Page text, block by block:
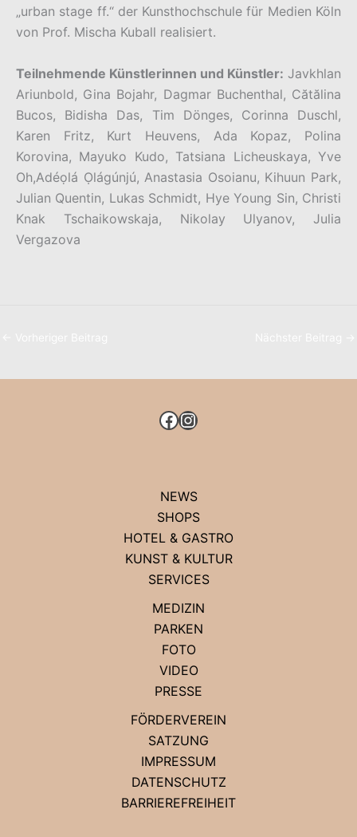
„urban stage ff.“ der Kunsthochschule für Medien Köln
von Prof. Mischa Kuball realisiert.
Teilnehmende Künstlerinnen und Künstler: Javkhlan
Ariunbold, Gina Bojahr, Dagmar Buchenthal, Cătălina
Bucos, Bidisha Das, Tim Dönges, Corinna Duschl,
Karen Fritz, Kurt Heuvens, Ada Kopaz, Polina
Korovina, Mayuko Kudo, Tatsiana Licheuskaya, Yve
Oh,Adéọlá Ọlágúnjú, Anastasia Osoianu, Kihuun Park,
Julian Quentin, Lukas Schmidt, Hye Young Sin, Christi
Knak Tschaikowskaja, Nikolay Ulyanov, Julia
Vergazova
FACEBOOK
INSTAGRAM
NEWS
SHOPS
HOTEL & GASTRO
KUNST & KULTUR
SERVICES
MEDIZIN
PARKEN
FOTO
VIDEO
PRESSE
FÖRDERVEREIN
SATZUNG
IMPRESSUM
DATENSCHUTZ
BARRIEREFREIHEIT